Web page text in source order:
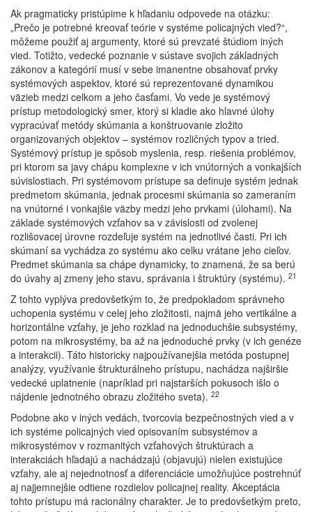
Ak pragmaticky pristúpime k hľadaniu odpovede na otázku:
„Prečo je potrebné kreovať teórie v systéme policajných vied?“,
môžeme použiť aj argumenty, ktoré sú prevzaté štúdiom iných
vied. Totižto, vedecké poznanie v sústave svojich základných
zákonov a kategórií musí v sebe imanentne obsahovať prvky
systémových aspektov, ktoré sú reprezentované dynamikou
väzieb medzi celkom a jeho časťami. Vo vede je systémový
prístup metodologický smer, ktorý si kladie ako hlavné úlohy
vypracúvať metódy skúmania a konštruovanie zložito
organizovaných objektov – systémov rozličných typov a tried.
Systémový prístup je spôsob myslenia, resp. riešenia problémov,
pri ktorom sa javy chápu komplexne v ich vnútorných a vonkajších
súvislostiach. Pri systémovom prístupe sa definuje systém jednak
predmetom skúmania, jednak procesmi skúmania so zameraním
na vnútorné i vonkajšie väzby medzi jeho prvkami (úlohami). Na
základe systémových vzťahov sa v závislosti od zvolenej
rozlišovacej úrovne rozdeľuje systém na jednotlivé časti. Pri ich
skúmaní sa vychádza zo systému ako celku vrátane jeho cieľov.
Predmet skúmania sa chápe dynamicky, to znamená, že sa berú
do úvahy aj zmeny jeho stavu, správania i štruktúry (systému). 21
Z tohto vyplýva predovšetkým to, že predpokladom správneho
uchopenia systému v celej jeho zložitosti, najmä jeho vertikálne a
horizontálne vzťahy, je jeho rozklad na jednoduchšie subsystémy,
potom na mikrosystémy, ba až na jednoduché prvky (v ich genéze
a interakcii). Táto historicky najpoužívanejšia metóda postupnej
analýzy, využívanie štrukturálneho prístupu, nachádza najširšie
vedecké uplatnenie (napríklad pri najstarších pokusoch išlo o
nájdenie jednotného obrazu zložitého sveta). 22
Podobne ako v iných vedách, tvorcovia bezpečnostných vied a v
ich systéme policajných vied opisovaním subsystémov a
mikrosystémov v rozmanitých vzťahových štruktúrach a
interakciách hľadajú a nachádzajú (objavujú) nielen existujúce
vzťahy, ale aj nejednotnosť a diferenciácie umožňujúce postrehnúť
aj najjemnejšie odtiene rozdielov policajnej reality. Akceptácia
tohto prístupu má racionálny charakter. Je to predovšetkým preto,